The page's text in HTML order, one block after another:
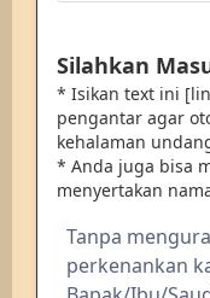
Silahkan
* Isikan text ini
pengantar agar
kehalaman
* Anda juga bisa
menyertakan